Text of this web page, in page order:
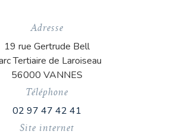
Adresse
19 rue Gertrude Bell
Tertiaire de Laroiseau
56000 VANNES
Téléphone
02 97 47 42 41
Site internet